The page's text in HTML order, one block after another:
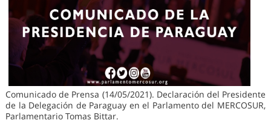
Comunicado de Prensa (14/05/2021). Declaración del Presidente
de la Delegación de Paraguay en el Parlamento del MERCOSUR,
Parlamentario Tomas Bittar.